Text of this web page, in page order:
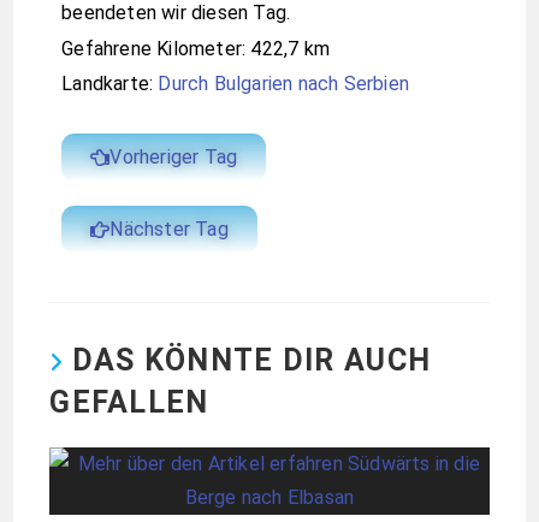
beendeten wir diesen Tag.
Gefahrene Kilometer: 422,7 km
Landkarte: Durch Bulgarien nach Serbien
Vorheriger Tag
Nächster Tag
DAS KÖNNTE DIR AUCH
GEFALLEN